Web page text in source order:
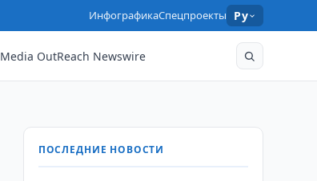
ИнфографикаСпецпроекты Ру
Media OutReach Newswire
ПОСЛЕДНИЕ НОВОСТИ